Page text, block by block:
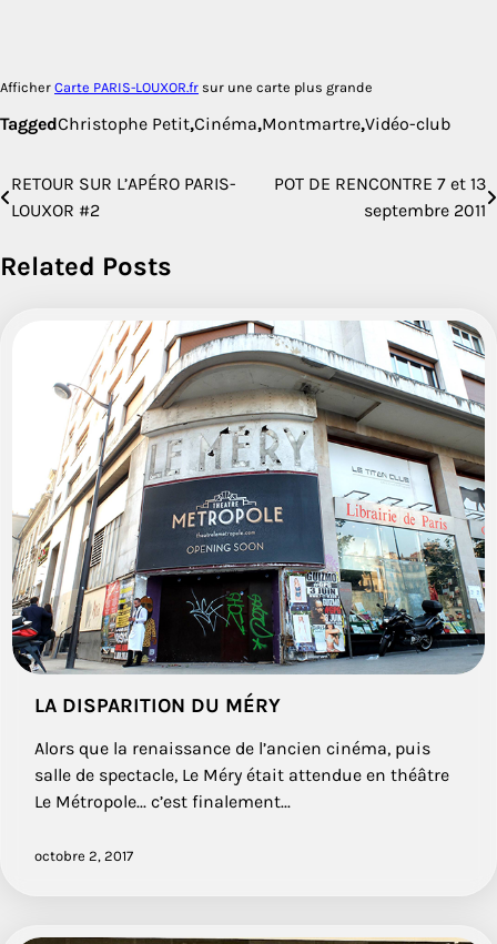
Afficher Carte PARIS-LOUXOR.fr sur une carte plus grande
TaggedChristophe Petit,Cinéma,Montmartre,Vidéo-club
Navigation
l’article
RETOUR SUR L’APÉRO PARIS-
LOUXOR #2
POT DE RENCONTRE 7 et 13
septembre 2011
Related Posts
LA DISPARITION DU MÉRY
Alors que la renaissance de l’ancien cinéma, puis
salle de spectacle, Le Méry était attendue en théâtre
Le Métropole... c’est finalement...
octobre 2, 2017